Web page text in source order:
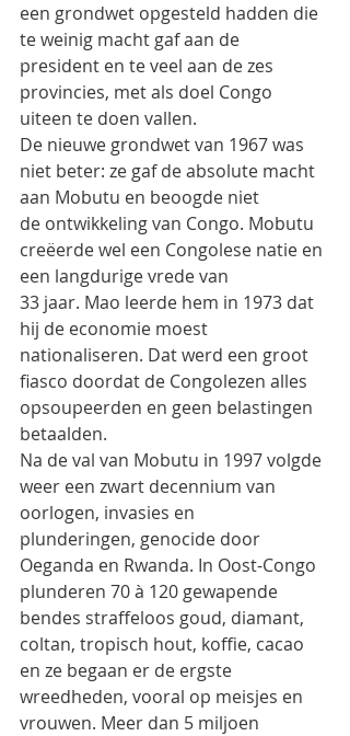
een grondwet opgesteld hadden die
te weinig macht gaf aan de
president en te veel aan de zes
provincies, met als doel Congo
uiteen te doen vallen.
De nieuwe grondwet van 1967 was
niet beter: ze gaf de absolute macht
aan Mobutu en beoogde niet
de ontwikkeling van Congo. Mobutu
creëerde wel een Congolese natie en
een langdurige vrede van
33 jaar. Mao leerde hem in 1973 dat
hij de economie moest
nationaliseren. Dat werd een groot
fiasco doordat de Congolezen alles
opsoupeerden en geen belastingen
betaalden.
Na de val van Mobutu in 1997 volgde
weer een zwart decennium van
oorlogen, invasies en
plunderingen, genocide door
Oeganda en Rwanda. In Oost-Congo
plunderen 70 à 120 gewapende
bendes straffeloos goud, diamant,
coltan, tropisch hout, koffie, cacao
en ze begaan er de ergste
wreedheden, vooral op meisjes en
vrouwen. Meer dan 5 miljoen